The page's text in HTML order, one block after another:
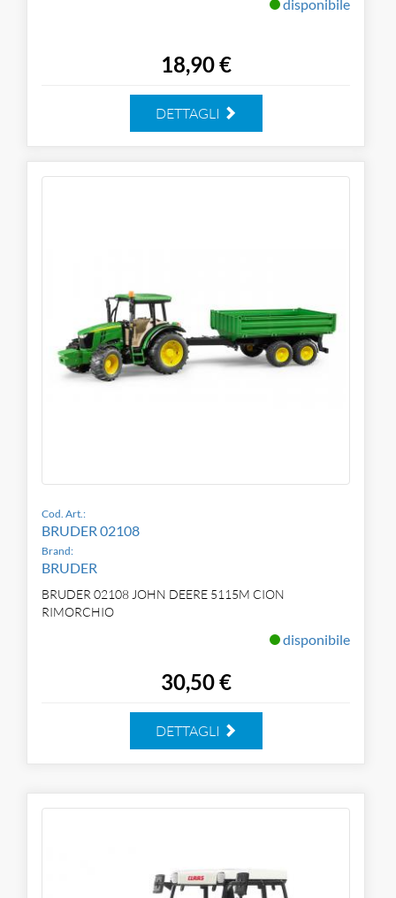
disponibile
18,90 €
DETTAGLI
Cod. Art.:
BRUDER 02108
Brand:
BRUDER
BRUDER 02108 JOHN DEERE 5115M CION
RIMORCHIO
disponibile
30,50 €
DETTAGLI